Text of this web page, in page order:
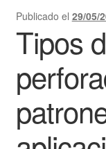
Chapas Seguridad
Chapas
Telas Metálicas
Mallas Soldadas
Publicado el 29/05/
Tipos